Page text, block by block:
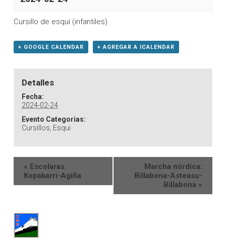
Cursillo de esquí (infantiles)
+ GOOGLE CALENDAR + AGREGAR A ICALENDAR
Detalles
Fecha:
2024-02-24
Evento Categorias:
Cursillos Esqui
« Escolaras
Kopakarri-Agiña
Marcha nórdica:
Billabona-Asteasu-
Billabona »